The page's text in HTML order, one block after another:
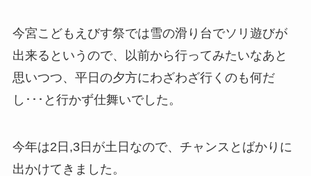
今宮こどもえびす祭では雪の滑り台でソリ遊びが
出来るというので、以前から行ってみたいなあと
思いつつ、平日の夕方にわざわざ行くのも何だ
し･･･と行かず仕舞いでした。
今年は2日,3日が土日なので、チャンスとばかりに
出かけてきました。